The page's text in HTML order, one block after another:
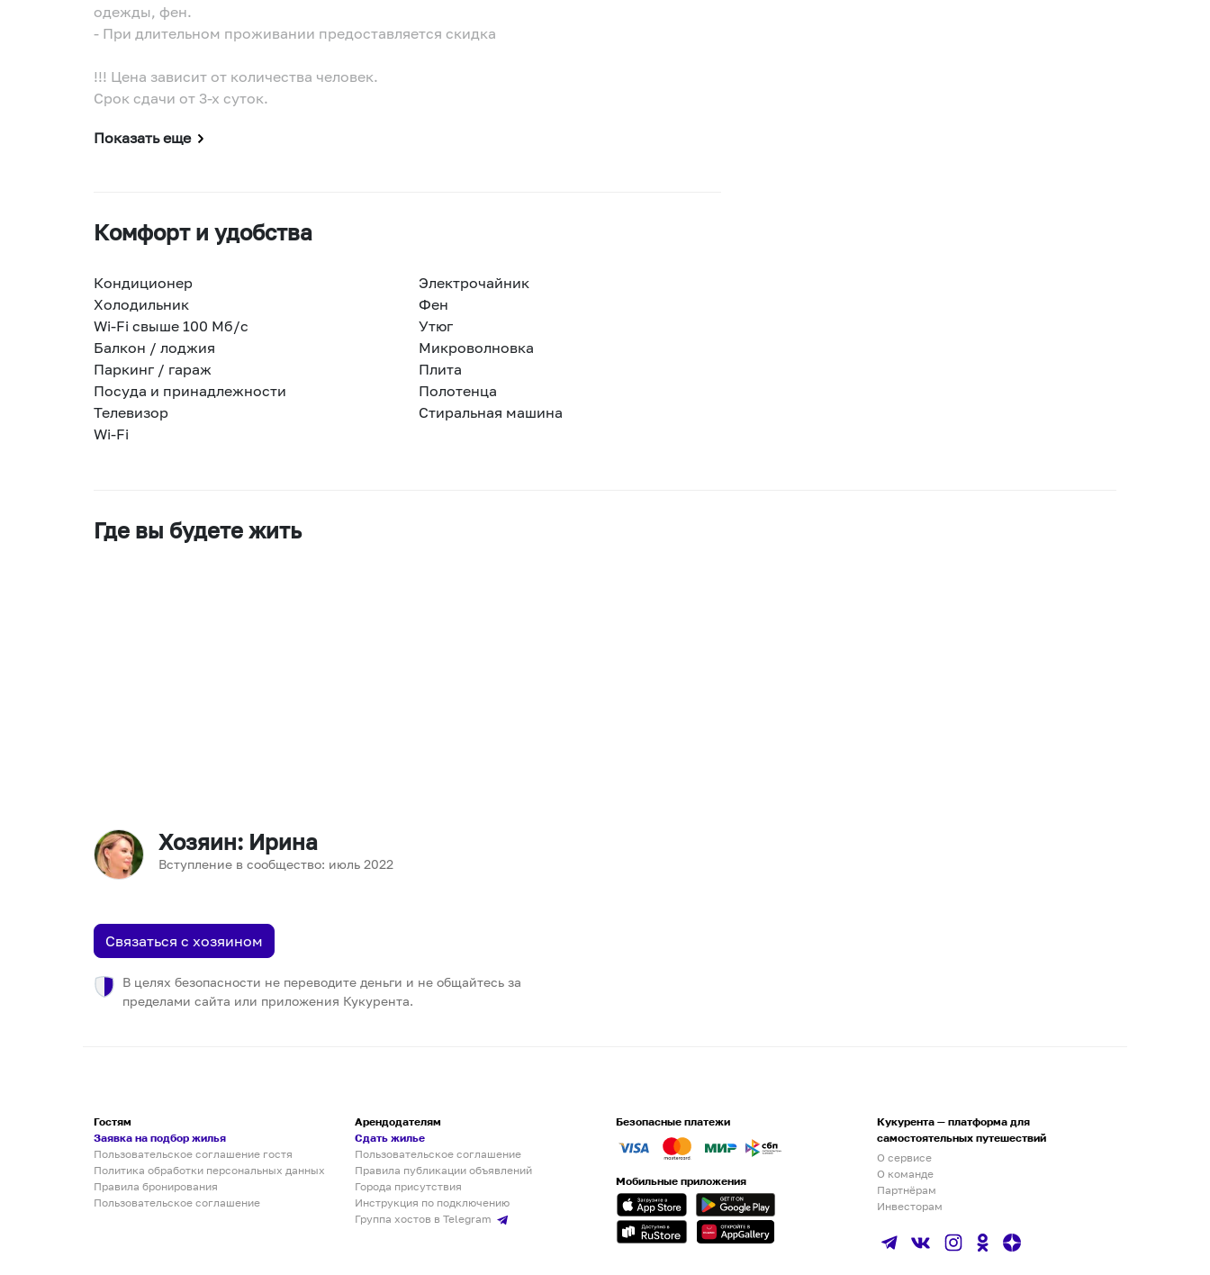
одежды, фен.
- При длительном проживании предоставляется скидка
!!! Цена зависит от количества человек.
Срок сдачи от 3-х суток.
Показать еще
Комфорт и удобства
Кондиционер
Электрочайник
Холодильник
Фен
Wi-Fi свыше 100 Мб/с
Утюг
Балкон / лоджия
Микроволновка
Паркинг / гараж
Плита
Посуда и принадлежности
Полотенца
Телевизор
Стиральная машина
Wi-Fi
Где вы будете жить
Хозяин: Ирина
Вступление в сообщество: июль 2022
Связаться с хозяином
В целях безопасности не переводите деньги и не общайтесь за
пределами сайта или приложения Кукурента.
Гостям
Заявка на подбор жилья
Пользовательское соглашение гостя
Политика обработки персональных данных
Правила бронирования
Пользовательское соглашение
Арендодателям
Сдать жилье
Пользовательское соглашение
Правила публикации объявлений
Города присутствия
Инструкция по подключению
Группа хостов в Telegram
Безопасные платежи
Мобильные приложения
Кукурента — платформа для
самостоятельных путешествий
О сервисе
О команде
Партнёрам
Инвесторам